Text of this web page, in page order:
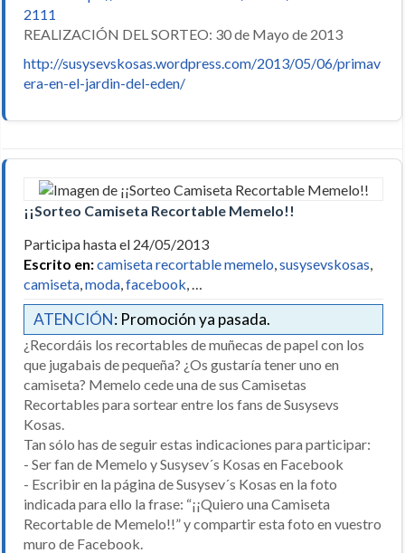
2111
REALIZACIÓN DEL SORTEO: 30 de Mayo de 2013
http://susysevskosas.wordpress.com/2013/05/06/primav
era-en-el-jardin-del-eden/
¡¡Sorteo Camiseta Recortable Memelo!!
Participa hasta el 24/05/2013
Escrito en:camiseta recortable memelo,susysevskosas,
camiseta,moda,facebook, …
ATENCIÓN: Promoción ya pasada.
¿Recordáis los recortables de muñecas de papel con los
que jugabais de pequeña? ¿Os gustaría tener uno en
camiseta? Memelo cede una de sus Camisetas
Recortables para sortear entre los fans de Susysevs
Kosas.
Tan sólo has de seguir estas indicaciones para participar:
- Ser fan de Memelo y Susysev´s Kosas en Facebook
- Escribir en la página de Susysev´s Kosas en la foto
indicada para ello la frase: “¡¡Quiero una Camiseta
Recortable de Memelo!!” y compartir esta foto en vuestro
muro de Facebook.